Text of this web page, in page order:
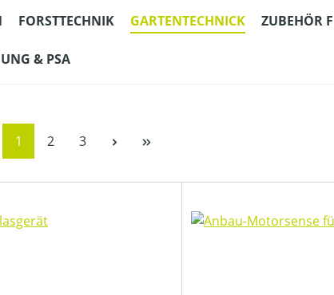
FORSTTECHNIK GARTENTECHNICK ZUBEHÖR
& PSA
Seite
1 Seite
2 Seite
3